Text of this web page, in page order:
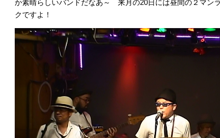
か素晴らしいバンドだなあ～ 来月の20日には昼間の２マン
クですよ！